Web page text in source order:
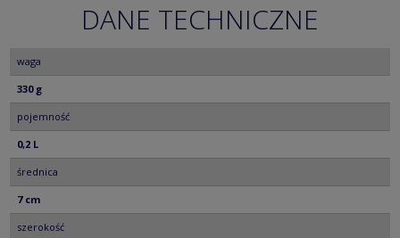
DANE TECHNICZNE
waga
330 g
pojemność
0,2 L
średnica
7 cm
szerokość